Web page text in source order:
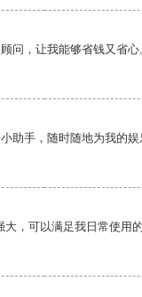
问，让我能够省钱又省心
助手，随时随地为我的娱
，可以满足我日常使用的